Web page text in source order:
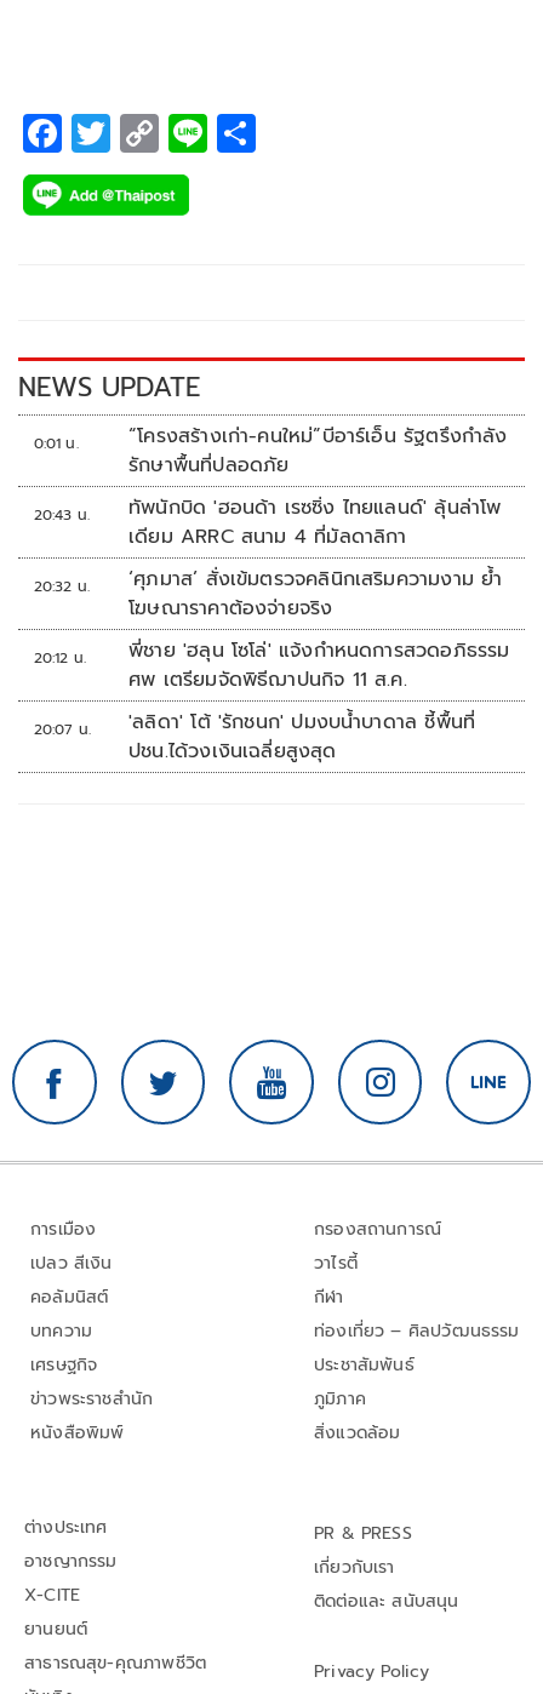
F
ac
e
k
T
wi
tt
C
o
p
k
Li
NEWS UPDATE
0:01 น.
“โครงสร้างเก่า-คนใหม่”บีอาร์เอ็น รัฐตรึงกำลัง
รักษาพื้นที่ปลอดภัย
20:43 น.
ทัพนักบิด 'ฮอนด้า เรซซิ่ง ไทยแลนด์' ลุ้นล่าโพ
เดียม ARRC สนาม 4 ที่มัลดาลิกา
20:32 น.
‘ศุภมาส’ สั่งเข้มตรวจคลินิกเสริมความงาม ย้ำ
โฆษณาราคาต้องจ่ายจริง
20:12 น.
พี่ชาย 'ฮลุน โซโล่' แจ้งกำหนดการสวดอภิธรรม
ศพ เตรียมจัดพิธีฌาปนกิจ 11 ส.ค.
20:07 น.
'ลลิดา' โต้ 'รักชนก' ปมงบน้ำบาดาล ชี้พื้นที่
ปชน.ได้วงเงินเฉลี่ยสูงสุด
การเมือง
เปลว สีเงิน
คอลัมนิสต์
บทความ
เศรษฐกิจ
ข่าวพระราชสำนัก
หนังสือพิมพ์
กรองสถานการณ์
วาไรตี้
กีฬา
ท่องเที่ยว – ศิลปวัฒนธรรม
ประชาสัมพันธ์
ภูมิภาค
สิ่งแวดล้อม
ต่างประเทศ
อาชญากรรม
X-CITE
ยานยนต์
สาธารณสุข-คุณภาพชีวิต
PR & PRESS
เกี่ยวกับเรา
ติดต่อและ สนับสนุน
Privacy Policy